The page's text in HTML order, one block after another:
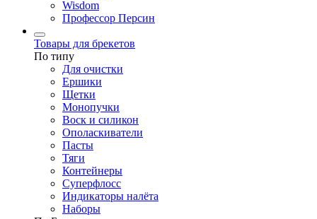
Wisdom
Профессор Персин
Товары для брекетов
По типу
Для очистки
Ершики
Щетки
Монопучки
Воск и силикон
Ополаскиватели
Пасты
Тяги
Контейнеры
Суперфлосс
Индикаторы налёта
Наборы